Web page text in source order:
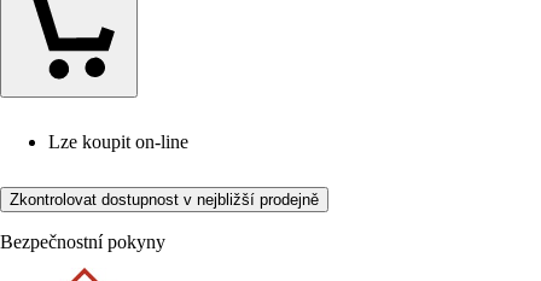
Lze koupit on-line
Zkontrolovat dostupnost v nejbližší prodejně
Bezpečnostní pokyny